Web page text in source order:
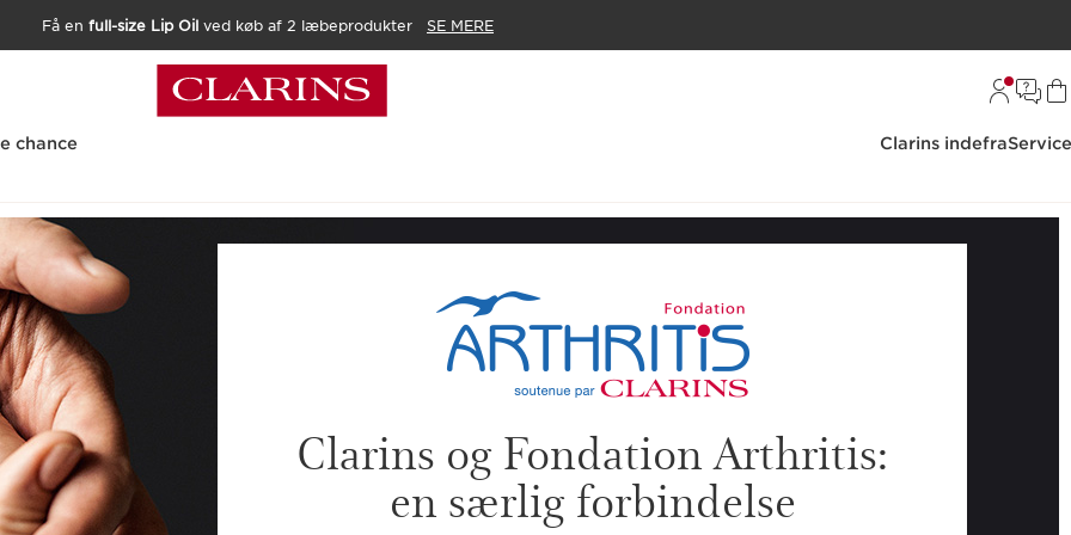
Få en full-size Lip Oil ved køb af 2 læbeprodukter SE MERE
chance Clarins indefra
Clarins og Fondation Arthritis:
en særlig forbindelse